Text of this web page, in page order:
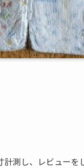
測し、レビューを